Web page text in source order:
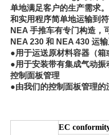
单地满足客户的生产需求。
和实用程序简单地运输到
NEA 手推车有专门构造，
NEA 230 和 NEA 430 运输
●用于运送原材料容器（箱
●用于安装带有集成气动
控制面板管理
●由我们的控制面板管理的
EC